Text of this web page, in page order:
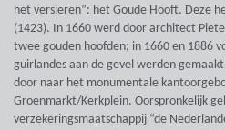
het versieren”: het Goude Hooft. Deze
(1423). In 1660 werd door architect
twee gouden hoofden; in 1660 en 1886
guirlandes aan de gevel werden
door naar het monumentale
Groenmarkt/Kerkplein. Oorspronkelijk
verzekeringsmaatschappij “de